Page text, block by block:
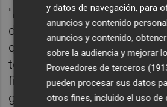
"Es una política fiscal para el
dicho la ministra, que ha
quiera "asustar a los
tema y al partido naranja
figuras fiscales que
gobernabaMariano Rajoy.
y datos de navegación, para
anuncios y contenido
anuncios y contenido,
sobre la audiencia y mejorar
Proveedores de terceros
pueden procesar sus datos
otros fines, incluido el uso de